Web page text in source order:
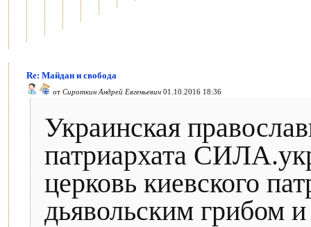
Re: Майдан и свобода
от Сироткин Андрей Евгеньевич 01.10.2016 18:36
Украинская
патриархата
церковь киевского
дьявольским грибом